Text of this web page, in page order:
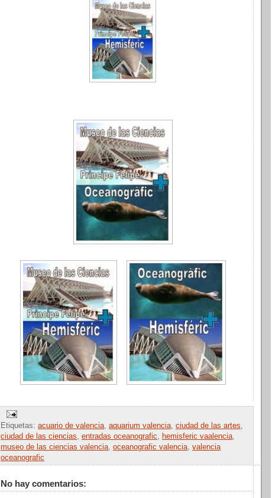
Etiquetas: acuario de valencia, aquarium valencia, ciudad de las artes,
ciudad de las ciencias, entradas oceanografic, hemisferic vaalencia,
museo de las ciencias valencia, oceanografic valencia, valencia
oceanografic
No hay comentarios: